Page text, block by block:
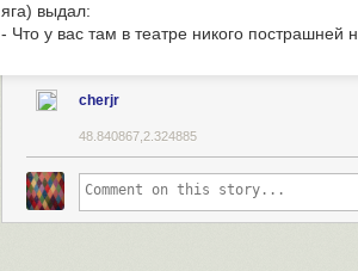
яга) выдал:
- Что у вас там в театре никого пострашней
cherjr
48.840867,2.324885